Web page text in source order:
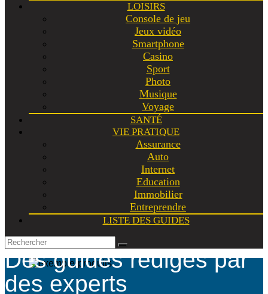
LOISIRS
Console de jeu
Jeux vidéo
Smartphone
Casino
Sport
Photo
Musique
Voyage
SANTÉ
VIE PRATIQUE
Assurance
Auto
Internet
Education
Immobilier
Entreprendre
LISTE DES GUIDES
Des guides rédigés par
des experts